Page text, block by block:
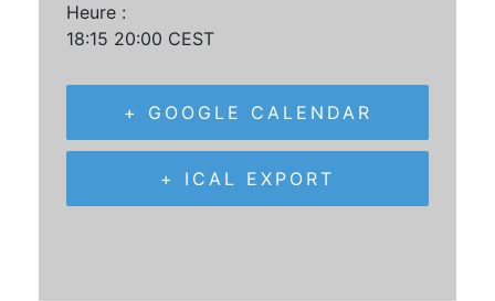
Heure :
18:15 20:00 CEST
+ GOOGLE CALENDAR
+ ICAL EXPORT